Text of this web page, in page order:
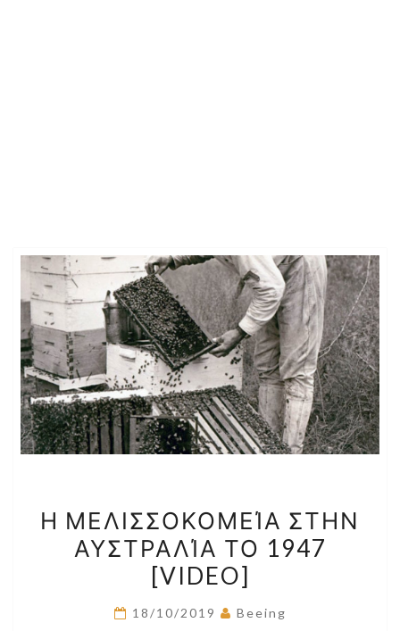
ΜΕΛΙΣΣΟΚΟΜΕΊΑ
ΣΤΗΝ
ΑΥΣΤΡΑΛΊΑ
1947
Η ΜΕΛΙΣΣΟΚΟΜΕΊΑ ΣΤΗΝ
ΑΥΣΤΡΑΛΊΑ ΤΟ 1947
[VIDEO]
18/10/2019 Beeing